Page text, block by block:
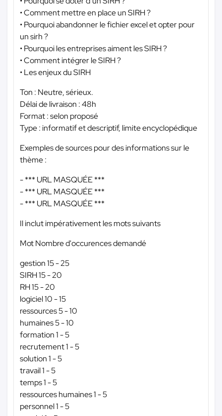
• Comment mettre en place un SIRH ?
• Pourquoi abandonner le fichier excel et opter pour
un sirh ?
• Pourquoi les entreprises aiment les SIRH ?
• Comment intégrer le SIRH ?
• Les enjeux du SIRH
Ton : Neutre, sérieux.
Délai de livraison : 48h
Format : selon proposé
Type : informatif et descriptif, limite encyclopédique
Exemples de sources pour des informations sur le
thème :
-*** URL MASQUÉE ***
-*** URL MASQUÉE ***
-*** URL MASQUÉE ***
Il inclut impérativement les mots suivants
Mot Nombre d'occurences demandé
gestion 15 - 25
SIRH 15 - 20
RH 15 - 20
logiciel 10 - 15
ressources 5 - 10
humaines 5 - 10
formation 1 - 5
recrutement 1 - 5
solution 1 - 5
travail 1 - 5
temps 1 - 5
ressources humaines 1 - 5
personnel 1 - 5